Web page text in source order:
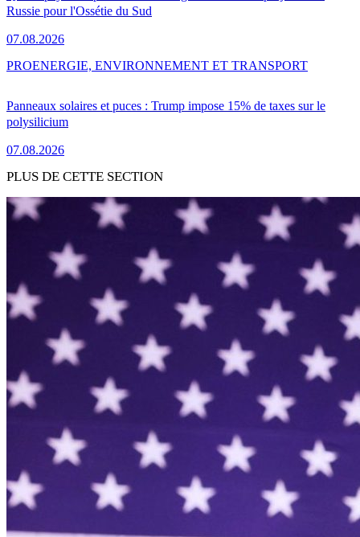
Russie pour l'Ossétie du Sud
07.08.2026
Panneaux solaires et puces : Trump impose 15% de taxes sur le
polysilicium
07.08.2026
PROENERGIE, ENVIRONNEMENT ET TRANSPORT
PLUS DE CETTE SECTION